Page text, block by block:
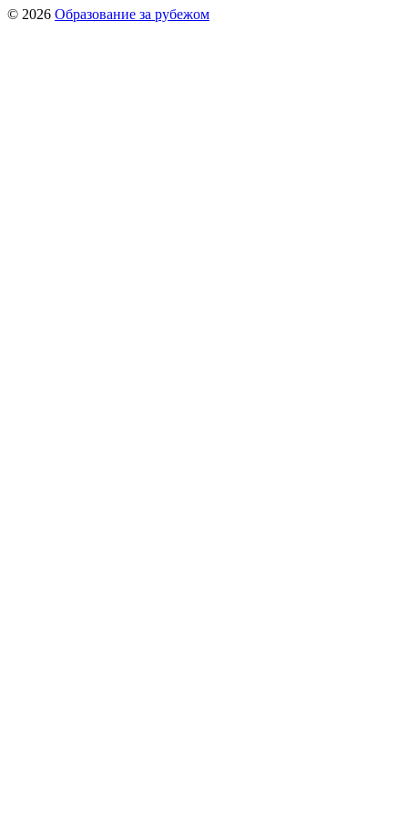
© 2026 Образование за рубежом